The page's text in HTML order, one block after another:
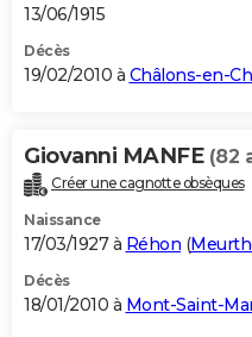
13/06/1915
Décès
19/02/2010 à Châlons-en-
Giovanni MANFE (82
Créer une cagnotte obsèques
Naissance
17/03/1927 à Réhon (
Décès
18/01/2010 à Mont-Saint-